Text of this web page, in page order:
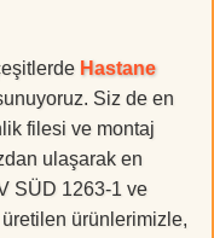
Hastane
Siz de en
filesi ve montaj
ulaşarak en
SÜD 1263-1 ve
ürünlerimizle,